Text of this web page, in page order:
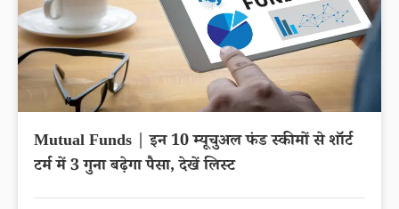
Mutual Funds | इन 10 म्यूचुअल फंड स्कीमों से शॉर्ट
टर्म में 3 गुना बढ़ेगा पैसा, देखें लिस्ट